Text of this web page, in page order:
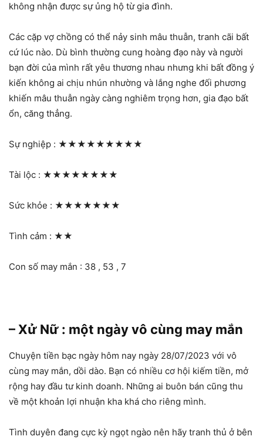
không nhận được sự ủng hộ từ gia đình.
Các cặp vợ chồng có thể nảy sinh mâu thuẫn, tranh cãi bất
cứ lúc nào. Dù bình thường cung hoàng đạo này và người
bạn đời của mình rất yêu thương nhau nhưng khi bất đồng ý
kiến không ai chịu nhún nhường và lắng nghe đối phương
khiến mâu thuẫn ngày càng nghiêm trọng hơn, gia đạo bất
ổn, căng thẳng.
Sự nghiệp : ★★★★★★★★★
Tài lộc : ★★★★★★★★
Sức khỏe : ★★★★★★★
Tình cảm : ★★
Con số may mắn : 38 , 53 , 7
– Xử Nữ : một ngày vô cùng may mắn
Chuyện tiền bạc ngày hôm nay ngày 28/07/2023 với vô
cùng may mắn, dồi dào. Bạn có nhiều cơ hội kiếm tiền, mở
rộng hay đầu tư kinh doanh. Những ai buôn bán cũng thu
về một khoản lợi nhuận kha khá cho riêng mình.
Tình duyên đang cực kỳ ngọt ngào nên hãy tranh thủ ở bên